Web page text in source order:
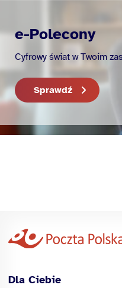
e-Polecony
Cyfrowy świat w Twoim
Sprawdź
Dla Ciebie